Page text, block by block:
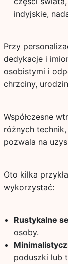
indyjskie,
Przy
dedykacje i
osobistymi i
chrzciny,
Współczesne
różnych
pozwala na
Oto kilka
wykorzystać:
Rustykalne
osoby.
poduszki lub